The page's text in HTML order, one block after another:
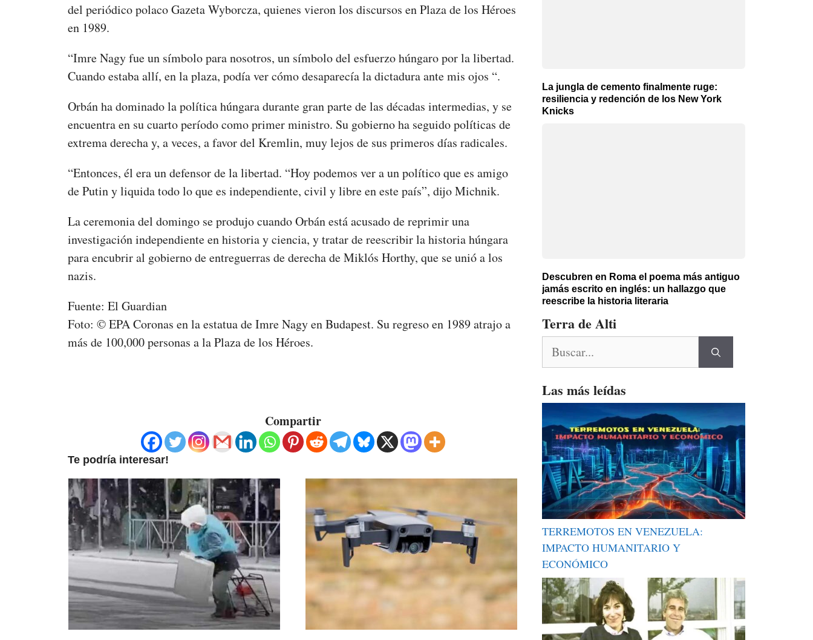
del periódico polaco Gazeta Wyborcza, quienes vieron los discursos en Plaza de los Héroes
en 1989.
“Imre Nagy fue un símbolo para nosotros, un símbolo del esfuerzo húngaro por la libertad.
Cuando estaba allí, en la plaza, podía ver cómo desaparecía la dictadura ante mis ojos “.
Orbán ha dominado la política húngara durante gran parte de las décadas intermedias, y se
encuentra en su cuarto período como primer ministro. Su gobierno ha seguido políticas de
extrema derecha y, a veces, a favor del Kremlin, muy lejos de sus primeros días radicales.
“Entonces, él era un defensor de la libertad. “Hoy podemos ver a un político que es amigo
de Putin y liquida todo lo que es independiente, civil y libre en este país”, dijo Michnik.
La ceremonia del domingo se produjo cuando Orbán está acusado de reprimir una
investigación independiente en historia y ciencia, y tratar de reescribir la historia húngara
para encubrir al gobierno de entreguerras de derecha de Miklós Horthy, que se unió a los
nazis.
Fuente: El Guardian
Foto: © EPA Coronas en la estatua de Imre Nagy en Budapest. Su regreso en 1989 atrajo a
más de 100,000 personas a la Plaza de los Héroes.
Compartir
Te podría interesar!
La jungla de cemento finalmente ruge:
resiliencia y redención de los New York
Knicks
Descubren en Roma el poema más antiguo
jamás escrito en inglés: un hallazgo que
reescribe la historia literaria
Terra de Alti
Las más leídas
TERREMOTOS EN VENEZUELA:
IMPACTO HUMANITARIO Y
ECONÓMICO